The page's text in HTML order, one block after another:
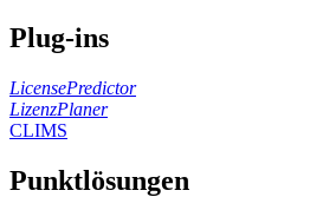
Plug-ins
LicensePredictor
LizenzPlaner
CLIMS
Punktlösungen